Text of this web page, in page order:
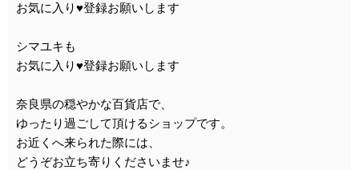
お気に入り♥登録お願いします
シマユキも
お気に入り♥登録お願いします
奈良県の穏やかな百貨店で、
ゆったり過ごして頂けるショップです。
お近くへ来られた際には、
どうぞお立ち寄りくださいませ♪